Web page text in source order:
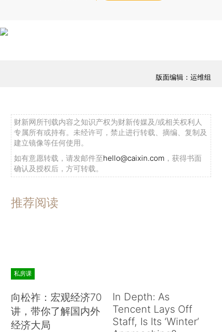
版面编辑：运维组
财新网所刊载内容之知识产权为财新传媒及/或相关权利人
专属所有或持有。未经许可，禁止进行转载、摘编、复制及
建立镜像等任何使用。
如有意愿转载，请发邮件至hello@caixin.com ，获得书面
确认及授权后，方可转载。
推荐阅读
私房课
向松祚：宏观经济70
讲，带你了解国内外
经济大局
In Depth: As
Tencent Lays Off
Staff, Is Its ‘Winter’